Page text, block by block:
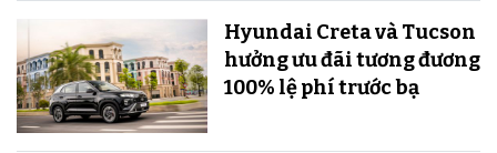
Hyundai Creta và Tucson
hưởng ưu đãi tương đương
100% lệ phí trước bạ